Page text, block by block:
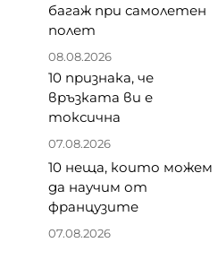
багаж при самолетен
полет
08.08.2026
10 признака, че
връзката ви е
токсична
07.08.2026
10 неща, които можем
да научим от
французите
07.08.2026